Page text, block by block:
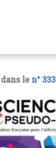
le n° 333